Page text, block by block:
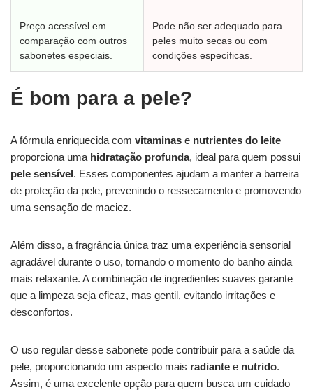
Preço acessível em
comparação com outros
sabonetes especiais.
Pode não ser adequado para
peles muito secas ou com
condições específicas.
É bom para a pele?
A fórmula enriquecida com vitaminas e nutrientes do leite
proporciona uma hidratação profunda, ideal para quem possui
pele sensível. Esses componentes ajudam a manter a barreira
de proteção da pele, prevenindo o ressecamento e promovendo
uma sensação de maciez.
Além disso, a fragrância única traz uma experiência sensorial
agradável durante o uso, tornando o momento do banho ainda
mais relaxante. A combinação de ingredientes suaves garante
que a limpeza seja eficaz, mas gentil, evitando irritações e
desconfortos.
O uso regular desse sabonete pode contribuir para a saúde da
pele, proporcionando um aspecto mais radiante e nutrido.
Assim, é uma excelente opção para quem busca um cuidado